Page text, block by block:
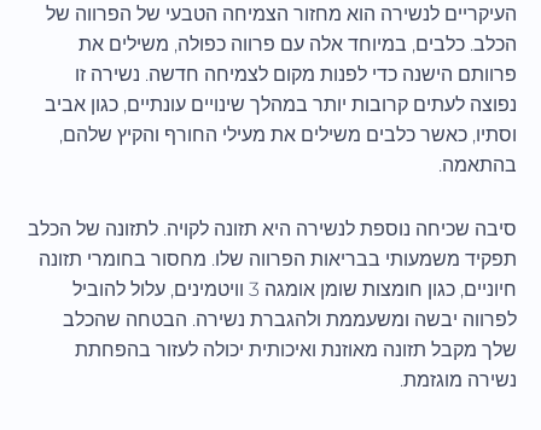
העיקריים לנשירה הוא מחזור הצמיחה הטבעי של הפרווה של
הכלב. כלבים, במיוחד אלה עם פרווה כפולה, משילים את
פרוותם הישנה כדי לפנות מקום לצמיחה חדשה. נשירה זו
נפוצה לעתים קרובות יותר במהלך שינויים עונתיים, כגון אביב
וסתיו, כאשר כלבים משילים את מעילי החורף והקיץ שלהם,
בהתאמה.
סיבה שכיחה נוספת לנשירה היא תזונה לקויה. לתזונה של הכלב
תפקיד משמעותי בבריאות הפרווה שלו. מחסור בחומרי תזונה
חיוניים, כגון חומצות שומן אומגה 3 וויטמינים, עלול להוביל
לפרווה יבשה ומשעממת ולהגברת נשירה. הבטחה שהכלב
שלך מקבל תזונה מאוזנת ואיכותית יכולה לעזור בהפחתת
נשירה מוגזמת.